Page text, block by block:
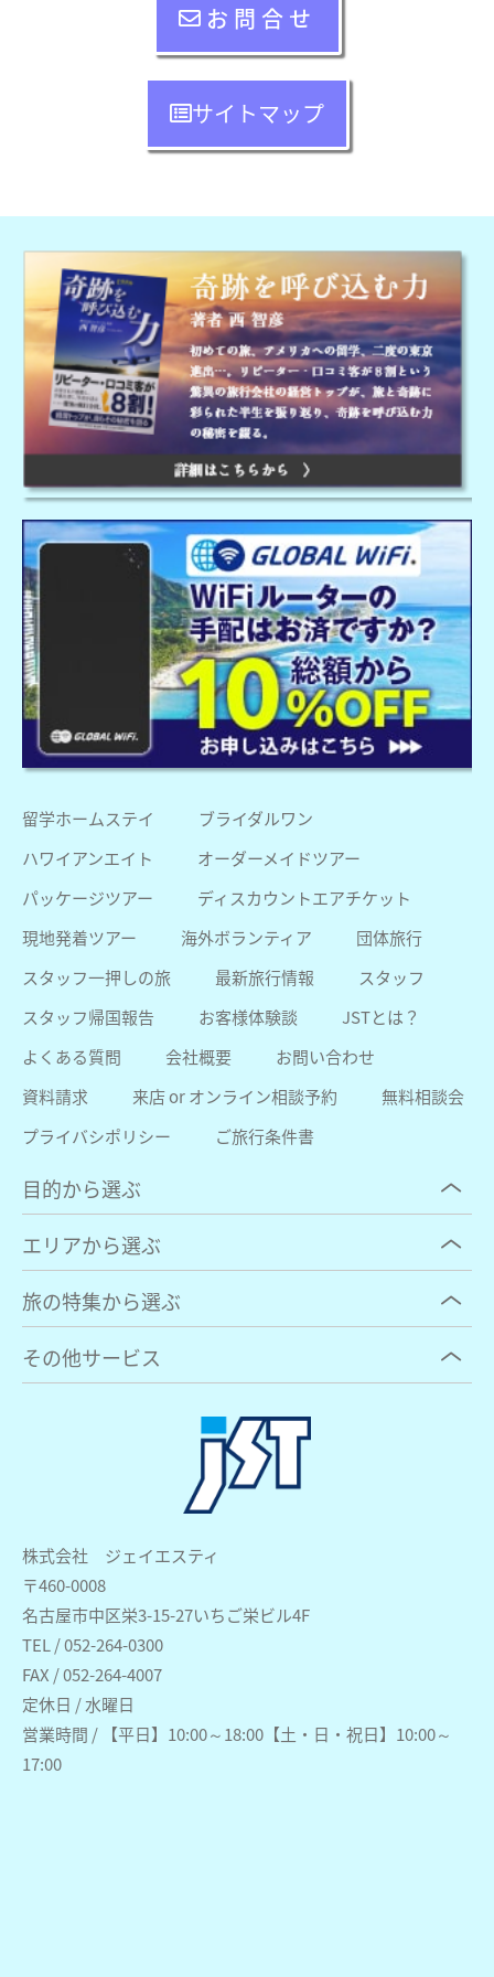
お問合せ
サイトマップ
株式会社 ジェイエスティ
〒460-0008
名古屋市中区栄3-15-27いちご栄ビル4F
TEL / 052-264-0300
FAX / 052-264-4007
定休日 / 水曜日
営業時間 / 【平日】10:00～18:00【土・日・祝日】10:00～
17:00
留学ホームステイ
ブライダルワン
ハワイアンエイト
オーダーメイドツアー
パッケージツアー
ディスカウントエアチケット
現地発着ツアー
海外ボランティア
団体旅行
スタッフ一押しの旅
最新旅行情報
スタッフ
スタッフ帰国報告
お客様体験談
JSTとは？
よくある質問
会社概要
お問い合わせ
資料請求
来店 or オンライン相談予約
無料相談会
プライバシポリシー
ご旅行条件書
目的から選ぶ
エリアから選ぶ
旅の特集から選ぶ
その他サービス